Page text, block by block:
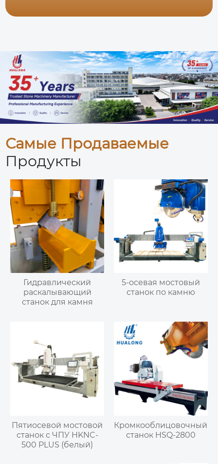
Самые Продаваемые
Продукты
Гидравлический
раскалывающий
станок для камня
5-осевая мостовый
станок по камню
Пятиосевой мостовой
станок с ЧПУ HKNC-
500 PLUS (белый)
Кромкооблицовочный
станок HSQ-2800